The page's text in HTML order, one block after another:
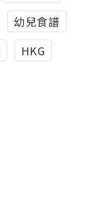
幼兒食譜
HKG